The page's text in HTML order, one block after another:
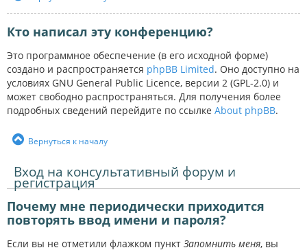
Кто написал эту конференцию?
Это программное обеспечение (в его исходной форме)
создано и распространяется phpBB Limited. Оно доступно на
условиях GNU General Public Licence, версии 2 (GPL-2.0) и
может свободно распространяться. Для получения более
подробных сведений перейдите по ссылке About phpBB.
Вернуться к началу
Вход на консультативный форум и
регистрация
Почему мне периодически приходится
повторять ввод имени и пароля?
Если вы не отметили флажком пункт Запомнить меня, вы